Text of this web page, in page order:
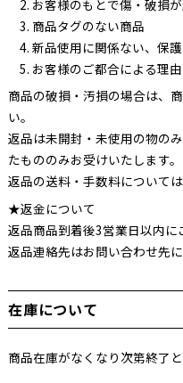
お客様のもとで傷・破損
商品タグのない商品
新品使用に関係ない、保
お客様のご都合による理
商品の破損・汚損の場合は、
い。
返品は未開封・未使用の物の
たもののみお受けいたします。
返品の送料・手数料について
★返金について
返品商品到着後3営業日以内に
返品連絡先はお問い合わせ先に
在庫について
商品在庫がなくなり次第終了